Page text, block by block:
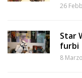
26
Star
furbi
8